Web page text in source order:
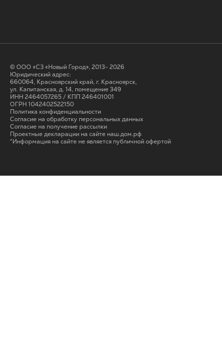
© ООО «СЗ «Новый Город», 2013- 2026
Юридический адрес:
660064, Красноярский край, г. Красноярск,
ул. Капитанская, д. 14, помещение 349
ИНН 2464057265 / КПП 246401001
ОГРН 1042402522150
Политика конфиденциальности
Согласие на обработку персональных данных
Cогласие на получение рассылки
Проектные декларации на сайте наш.дом.рф
*Информация на сайте не является публичной офертой